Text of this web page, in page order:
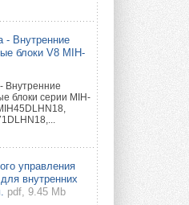
в России
в МКД
запрет на
...
TRS EC
—
...
- Внутренние
блоки V8 MIH-
Внутренние
блоки серии MIH-
управления
внутренних
pdf, 9.45 Mb